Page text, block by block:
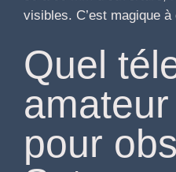
visibles. C’est magique
Quel
pour